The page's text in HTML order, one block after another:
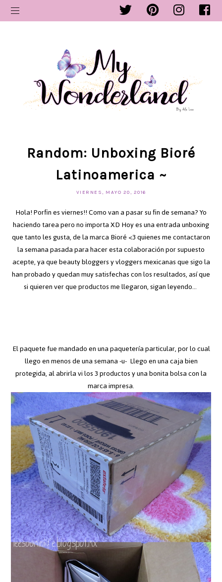
Random: Unboxing Bioré
Latinoamerica ~
VIERNES, MAYO 20, 2016
Hola! Porfin es viernes!! Como van a pasar su fin de semana? Yo
haciendo tarea pero no importa XD Hoy es una entrada unboxing
que tanto les gusta, de la marca Bioré <3 quienes me contactaron
la semana pasada para hacer esta colaboración por supuesto
acepte, ya que beauty bloggers y vloggers mexicanas que sigo la
han probado y quedan muy satisfechas con los resultados, así que
si quieren ver que productos me llegaron, sigan leyendo...
El paquete fue mandado en una paquetería particular, por lo cual
llego en menos de una semana -u- Llego en una caja bien
protegida, al abrirla vi los 3 productos y una bonita bolsa con la
marca impresa.